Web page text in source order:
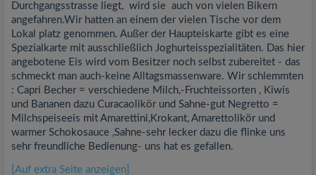
Durchgangsstrasse liegt, wird sie auch von vielen Bikern
angefahren.Wir hatten an einem der vielen Tische vor dem
Lokal platz genommen. Außer der Haupteiskarte gibt es eine
Spezialkarte mit ausschließlich Joghurteisspezialitäten. Das hier
angebotene Eis wird vom Besitzer noch selbst zubereitet - das
schmeckt man auch-keine Alltagsmassenware. Wir schlemmten
: Capri Becher = verschiedene Milch,-Fruchteissorten , Kiwis
und Bananen dazu Curacaolikör und Sahne-gut Negretto =
Milchspeiseeis mit Amarettini,Krokant, Amarettolikör und
warmer Schokosauce ,Sahne-sehr lecker dazu die flinke uns
sehr freundliche Bedienung- uns hat es gefallen.
[Auf extra Seite anzeigen]